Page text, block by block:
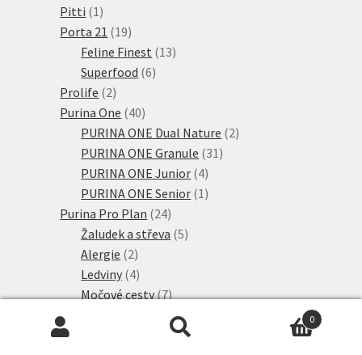
Pitti 1 1
produkt
Porta 21 1919
produktů
Feline Finest 1313
Superfood 66
Prolife 22
produkty
Purina One 4040
produktů
PURINA ONE Dual Nature 22
PURINA ONE Granule 31 31
PURINA ONE Junior 44
produkty
PURINA ONE Senior 1 1
Purina Pro Plan 2424
produktů
Žaludek a střeva 55
Alergie 22
produkty
Ledviny 44
produkty
Močové cesty 77
produktů
Nadváha a diabetes
Purina Pro Plan
80
0